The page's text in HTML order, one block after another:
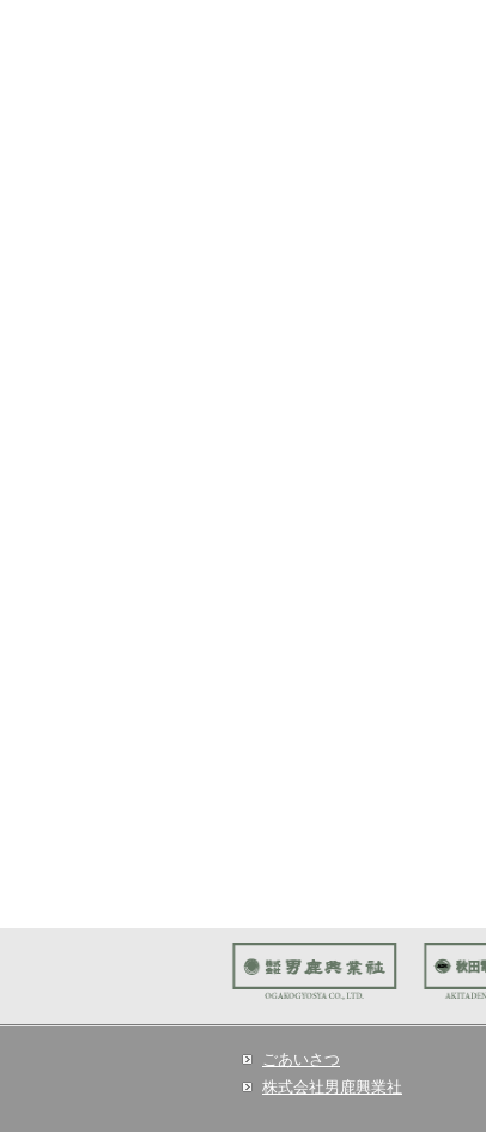
ごあいさつ
株式会社男鹿興業社